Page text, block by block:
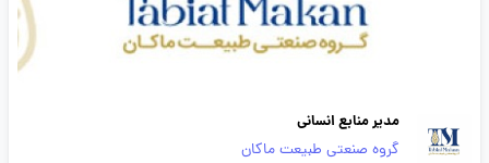
مدیر منابع انسانی
گروه صنعتی طبیعت ماکان